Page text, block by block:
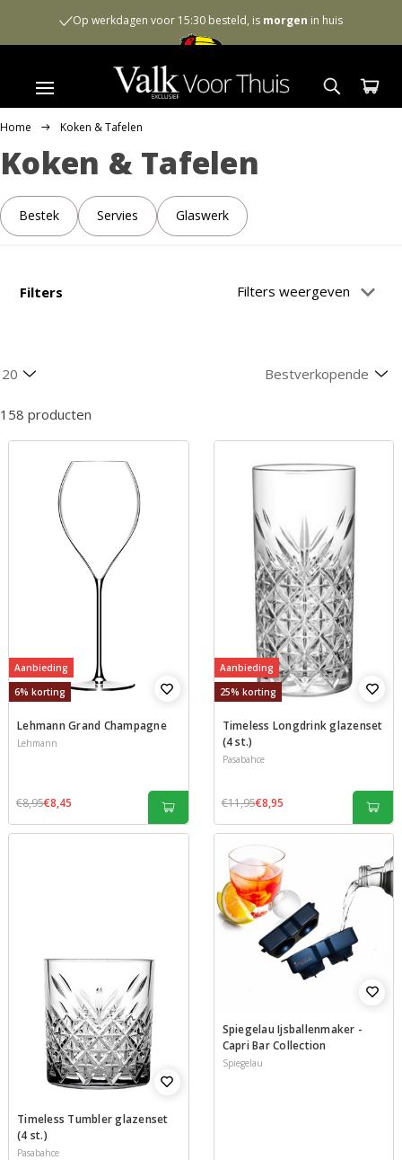
Op werkdagen voor 15:30 besteld, is morgen in huis
Home Koken & Tafelen
Koken & Tafelen
Bestek Servies Glaswerk
158 producten
Filters Filters weergeven
Aanbieding
6% korting
Lehmann Grand Champagne
Lehmann
€8,95€8,45
Aanbieding
25% korting
Timeless Longdrink glazenset
(4 st.)
Pasabahce
€11,95€8,95
Timeless Tumbler glazenset
(4 st.)
Pasabahce
Spiegelau Ijsballenmaker -
Capri Bar Collection
Spiegelau